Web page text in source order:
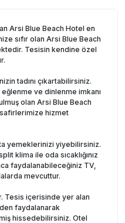
Arsi Blue Beach Hotel en
sıfır olan Arsi Blue Beach
Tesisin kendine özel
tadını çıkartabilirsiniz.
eğlenme ve dinlenme imkanı
olan Arsi Blue Beach
hizmet
yemeklerinizi yiyebilirsiniz.
klima ile oda sıcaklığınız
faydalanabileceğiniz TV,
mevcuttur.
Tesis içerisinde yer alan
faydalanarak
hissedebilirsiniz. Otel